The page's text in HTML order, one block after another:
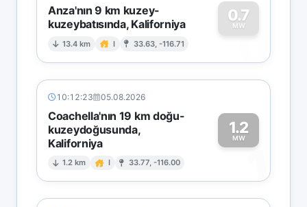
Anza'nın 9 km kuzey-
kuzeybatısında, Kaliforniya
13.4 km I 33.63, -116.71
0.7
MW
0
10:12:23 05.08.2026
Coachella'nın 19 km doğu-
kuzeydoğusunda,
Kaliforniya
1.2 km I 33.77, -116.00
1.2
MW
1